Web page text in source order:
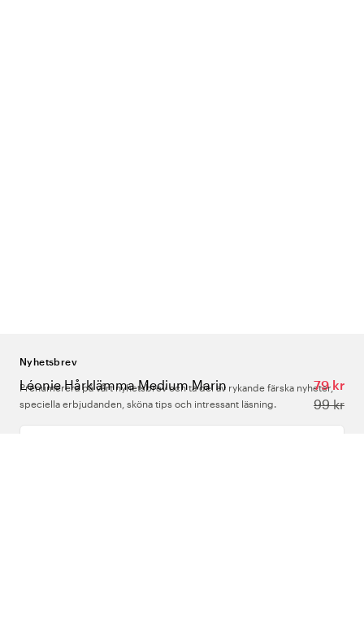
Léonie Hårklämma Medium Marin
79 kr
99 kr
Nyhetsbrev
Prenumerera på vårt nyhetsbrev och ta del av rykande färska nyheter,
speciella erbjudanden, sköna tips och intressant läsning.
Ange din e-postadress